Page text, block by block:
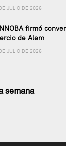
JULIO DE 2026
firmó
de Alem
JULIO DE 2026
semana